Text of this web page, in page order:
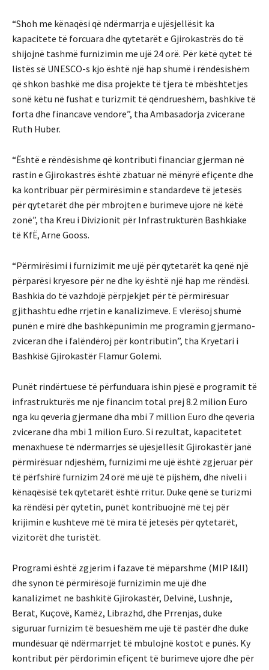
“Shoh me kënaqësi që ndërmarrja e ujësjellësit ka
kapacitete të forcuara dhe qytetarët e Gjirokastrës do të
shijojnë tashmë furnizimin me ujë 24 orë. Për këtë qytet të
listës së UNESCO-s kjo është një hap shumë i rëndësishëm
që shkon bashkë me disa projekte të tjera të mbështetjes
sonë këtu në fushat e turizmit të qëndrueshëm, bashkive të
forta dhe financave vendore”, tha Ambasadorja zvicerane
Ruth Huber.
“Është e rëndësishme që kontributi financiar gjerman në
rastin e Gjirokastrës është zbatuar në mënyrë efiçente dhe
ka kontribuar për përmirësimin e standardeve të jetesës
për qytetarët dhe për mbrojten e burimeve ujore në këtë
zonë”, tha Kreu i Divizionit për Infrastrukturën Bashkiake
të KfË, Arne Gooss.
“Përmirësimi i furnizimit me ujë për qytetarët ka qenë një
përparësi kryesore për ne dhe ky është një hap me rëndësi.
Bashkia do të vazhdojë përpjekjet për të përmirësuar
gjithashtu edhe rrjetin e kanalizimeve. E vlerësoj shumë
punën e mirë dhe bashkëpunimin me programin gjermano-
zviceran dhe i falëndëroj për kontributin”, tha Kryetari i
Bashkisë Gjirokastër Flamur Golemi.
Punët rindërtuese të përfunduara ishin pjesë e programit të
infrastrukturës me nje financim total prej 8.2 milion Euro
nga ku qeveria gjermane dha mbi 7 million Euro dhe qeveria
zvicerane dha mbi 1 milion Euro. Si rezultat, kapacitetet
menaxhuese të ndërmarrjes së ujësjellësit Gjirokastër janë
përmirësuar ndjeshëm, furnizimi me ujë është zgjeruar për
të përfshirë furnizim 24 orë më ujë të pijshëm, dhe niveli i
kënaqësisë tek qytetarët është rritur. Duke qenë se turizmi
ka rëndësi për qytetin, punët kontribuojnë më tej për
krijimin e kushteve më të mira të jetesës për qytetarët,
vizitorët dhe turistët.
Programi është zgjerim i fazave të mëparshme (MIP I&II)
dhe synon të përmirësojë furnizimin me ujë dhe
kanalizimet ne bashkitë Gjirokastër, Delvinë, Lushnje,
Berat, Kuçovë, Kamëz, Librazhd, dhe Prrenjas, duke
siguruar furnizim të besueshëm me ujë të pastër dhe duke
mundësuar që ndërmarrjet të mbulojnë kostot e punës. Ky
kontribut për përdorimin efiçent të burimeve ujore dhe për